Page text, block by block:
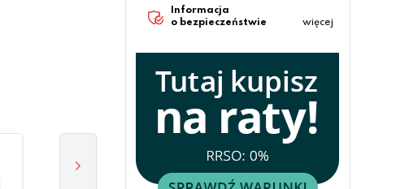
Informacja
o bezpieczeństwie
więcej